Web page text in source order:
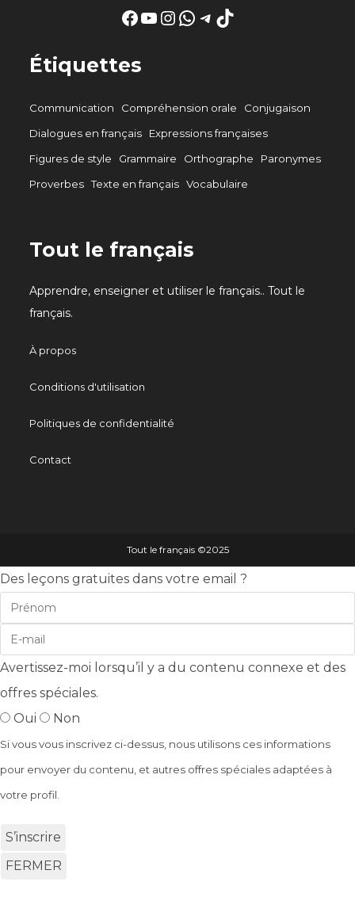
Facebook
YouTube
Instagram
WhatsApp
Telegram
TikTok
Étiquettes
Communication Compréhension orale
Conjugaison
Dialogues en français
Expressions françaises
Figures de style
Grammaire Orthographe
Paronymes
Proverbes Texte en français Vocabulaire
Tout le français
Apprendre, enseigner et utiliser le français.. Tout le
français.
À propos
Conditions d'utilisation
Politiques de confidentialité
Contact
Tout le français ©️2025
Des leçons gratuites dans votre email ?
Avertissez-moi lorsqu’il y a du contenu connexe et des
offres spéciales.
Oui
Non
Si vous vous inscrivez ci-dessus, nous utilisons ces informations
pour envoyer du contenu, et autres offres spéciales adaptées à
votre profil.
S’inscrire
FERMER